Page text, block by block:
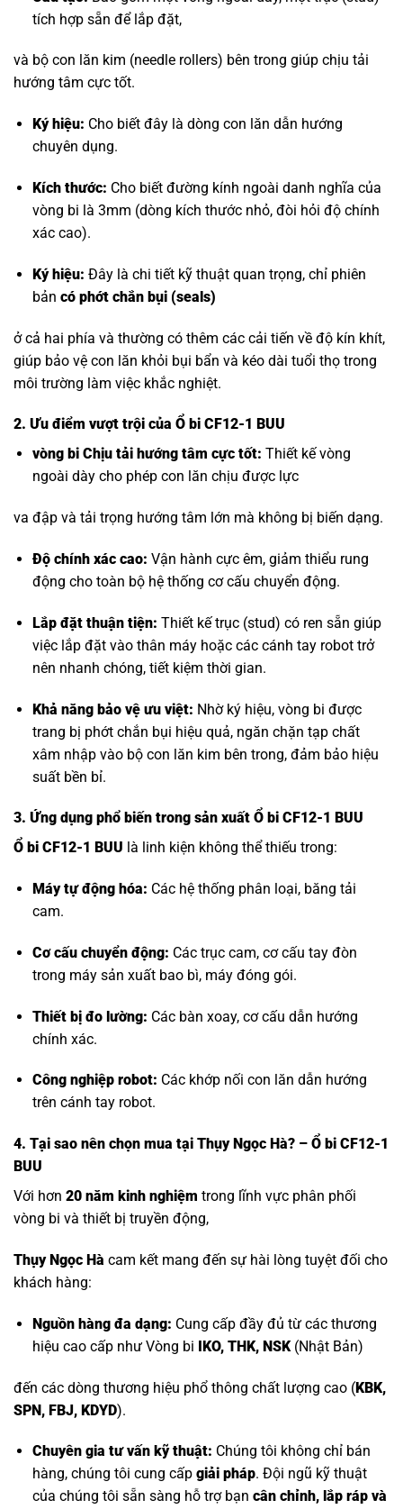
tích hợp sẵn để lắp đặt,
và bộ con lăn kim (needle rollers) bên trong giúp chịu tải
hướng tâm cực tốt.
Ký hiệu: Cho biết đây là dòng con lăn dẫn hướng
chuyên dụng.
Kích thước: Cho biết đường kính ngoài danh nghĩa của
vòng bi là 3mm (dòng kích thước nhỏ, đòi hỏi độ chính
xác cao).
Ký hiệu: Đây là chi tiết kỹ thuật quan trọng, chỉ phiên
bản có phớt chắn bụi (seals)
ở cả hai phía và thường có thêm các cải tiến về độ kín khít,
giúp bảo vệ con lăn khỏi bụi bẩn và kéo dài tuổi thọ trong
môi trường làm việc khắc nghiệt.
2. Ưu điểm vượt trội của Ổ bi CF12-1 BUU
vòng bi Chịu tải hướng tâm cực tốt: Thiết kế vòng
ngoài dày cho phép con lăn chịu được lực
va đập và tải trọng hướng tâm lớn mà không bị biến dạng.
Độ chính xác cao: Vận hành cực êm, giảm thiểu rung
động cho toàn bộ hệ thống cơ cấu chuyển động.
Lắp đặt thuận tiện: Thiết kế trục (stud) có ren sẵn giúp
việc lắp đặt vào thân máy hoặc các cánh tay robot trở
nên nhanh chóng, tiết kiệm thời gian.
Khả năng bảo vệ ưu việt: Nhờ ký hiệu, vòng bi được
trang bị phớt chắn bụi hiệu quả, ngăn chặn tạp chất
xâm nhập vào bộ con lăn kim bên trong, đảm bảo hiệu
suất bền bỉ.
3. Ứng dụng phổ biến trong sản xuất Ổ bi CF12-1 BUU
Ổ bi CF12-1 BUU là linh kiện không thể thiếu trong:
Máy tự động hóa: Các hệ thống phân loại, băng tải
cam.
Cơ cấu chuyển động: Các trục cam, cơ cấu tay đòn
trong máy sản xuất bao bì, máy đóng gói.
Thiết bị đo lường: Các bàn xoay, cơ cấu dẫn hướng
chính xác.
Công nghiệp robot: Các khớp nối con lăn dẫn hướng
trên cánh tay robot.
4. Tại sao nên chọn mua tại Thụy Ngọc Hà? – Ổ bi CF12-1
BUU
Với hơn 20 năm kinh nghiệm trong lĩnh vực phân phối
vòng bi và thiết bị truyền động,
Thụy Ngọc Hà cam kết mang đến sự hài lòng tuyệt đối cho
khách hàng:
Nguồn hàng đa dạng: Cung cấp đầy đủ từ các thương
hiệu cao cấp nhưVòng bi IKO, THK, NSK(Nhật Bản)
đến các dòng thương hiệu phổ thông chất lượng cao (KBK,
SPN, FBJ, KDYD).
Chuyên gia tư vấn kỹ thuật: Chúng tôi không chỉ bán
hàng, chúng tôi cung cấp giải pháp. Đội ngũ kỹ thuật
của chúng tôi sẵn sàng hỗ trợ bạn cân chỉnh, lắp ráp và